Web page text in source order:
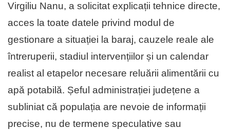
Virgiliu Nanu, a solicitat explicații tehnice directe,
acces la toate datele privind modul de
gestionare a situației la baraj, cauzele reale ale
întreruperii, stadiul intervențiilor și un calendar
realist al etapelor necesare reluării alimentării cu
apă potabilă. Șeful administrației județene a
subliniat că populația are nevoie de informații
precise, nu de termene speculative sau